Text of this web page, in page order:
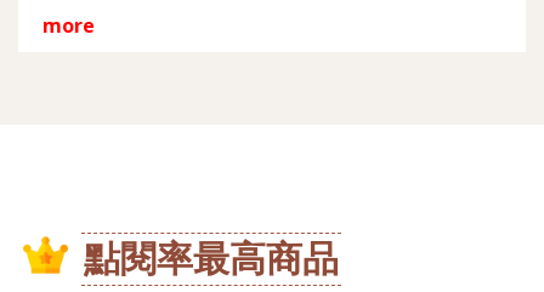
more
點閱率最高商品